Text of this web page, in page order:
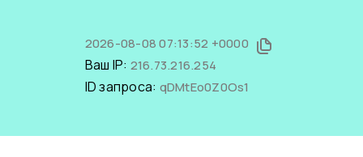
2026-08-08 07:13:52 +0000
Ваш IP: 216.73.216.254
ID запроса: qDMtEo0Z0Os1